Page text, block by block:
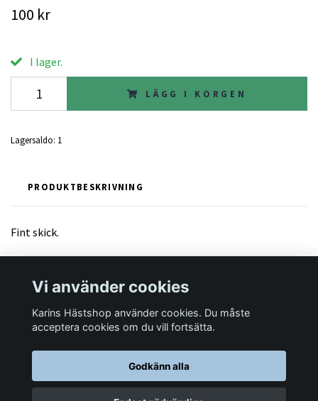
100 kr
I lager.
LÄGG I KORGEN
Lagersaldo: 1
PRODUKTBESKRIVNING
Fint skick.
Läs mer
© 2026 Karins Hästshop
Vi använder cookies
Karins Hästshop använder cookies. Du måste
acceptera cookies om du vill fortsätta.
Godkänn alla